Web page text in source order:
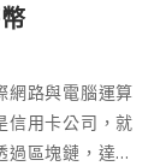
網路與電腦運算
信用卡公司，就
區塊鏈，達到